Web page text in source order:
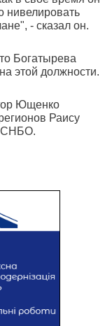
нивелировать
- сказал он.
Богатырева
этой должности.
Ющенко
Раису
СНБО.